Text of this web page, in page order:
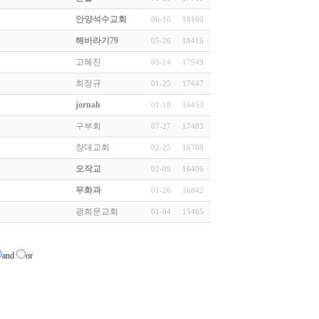
안양석수교회 06-10 18160
해바라기79 05-26 18416
고혜진 03-14 17949
최정규 01-25 17447
jornah 01-18 16453
구부회 07-27 17403
창대교회 02-25 16708
오작교 02-09 16406
무화과 01-26 16842
광희문교회 01-04 15465
and or